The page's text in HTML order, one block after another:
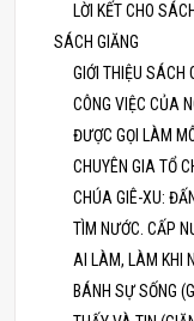
LỜI KẾT CHO
SÁCH GIĂNG
GIỚI THIỆU SÁCH
CÔNG VIỆC CỦA
ĐƯỢC GỌI LÀM
CHUYÊN GIA TỔ
CHÚA GIÊ-XU:
TÌM NƯỚC. CẤP
AI LÀM, LÀM KHI
BÁNH SỰ SỐNG